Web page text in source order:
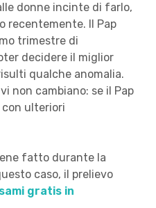
donne incinte di farlo,
recentemente. Il Pap
trimestre di
decidere il miglior
qualche anomalia.
non cambiano: se il Pap
ulteriori
fatto durante la
caso, il prelievo
gratis in